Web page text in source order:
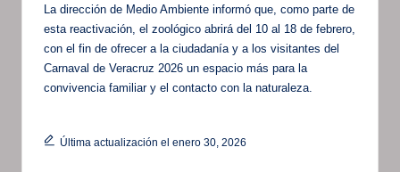
La dirección de Medio Ambiente informó que, como parte de
esta reactivación, el zoológico abrirá del 10 al 18 de febrero,
con el fin de ofrecer a la ciudadanía y a los visitantes del
Carnaval de Veracruz 2026 un espacio más para la
convivencia familiar y el contacto con la naturaleza.
Última actualización el enero 30, 2026